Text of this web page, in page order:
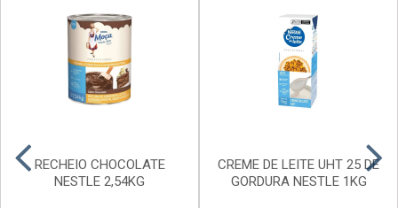
RECHEIO CHOCOLATE
NESTLE 2,54KG
CREME DE LEITE UHT 25 DE
GORDURA NESTLE 1KG